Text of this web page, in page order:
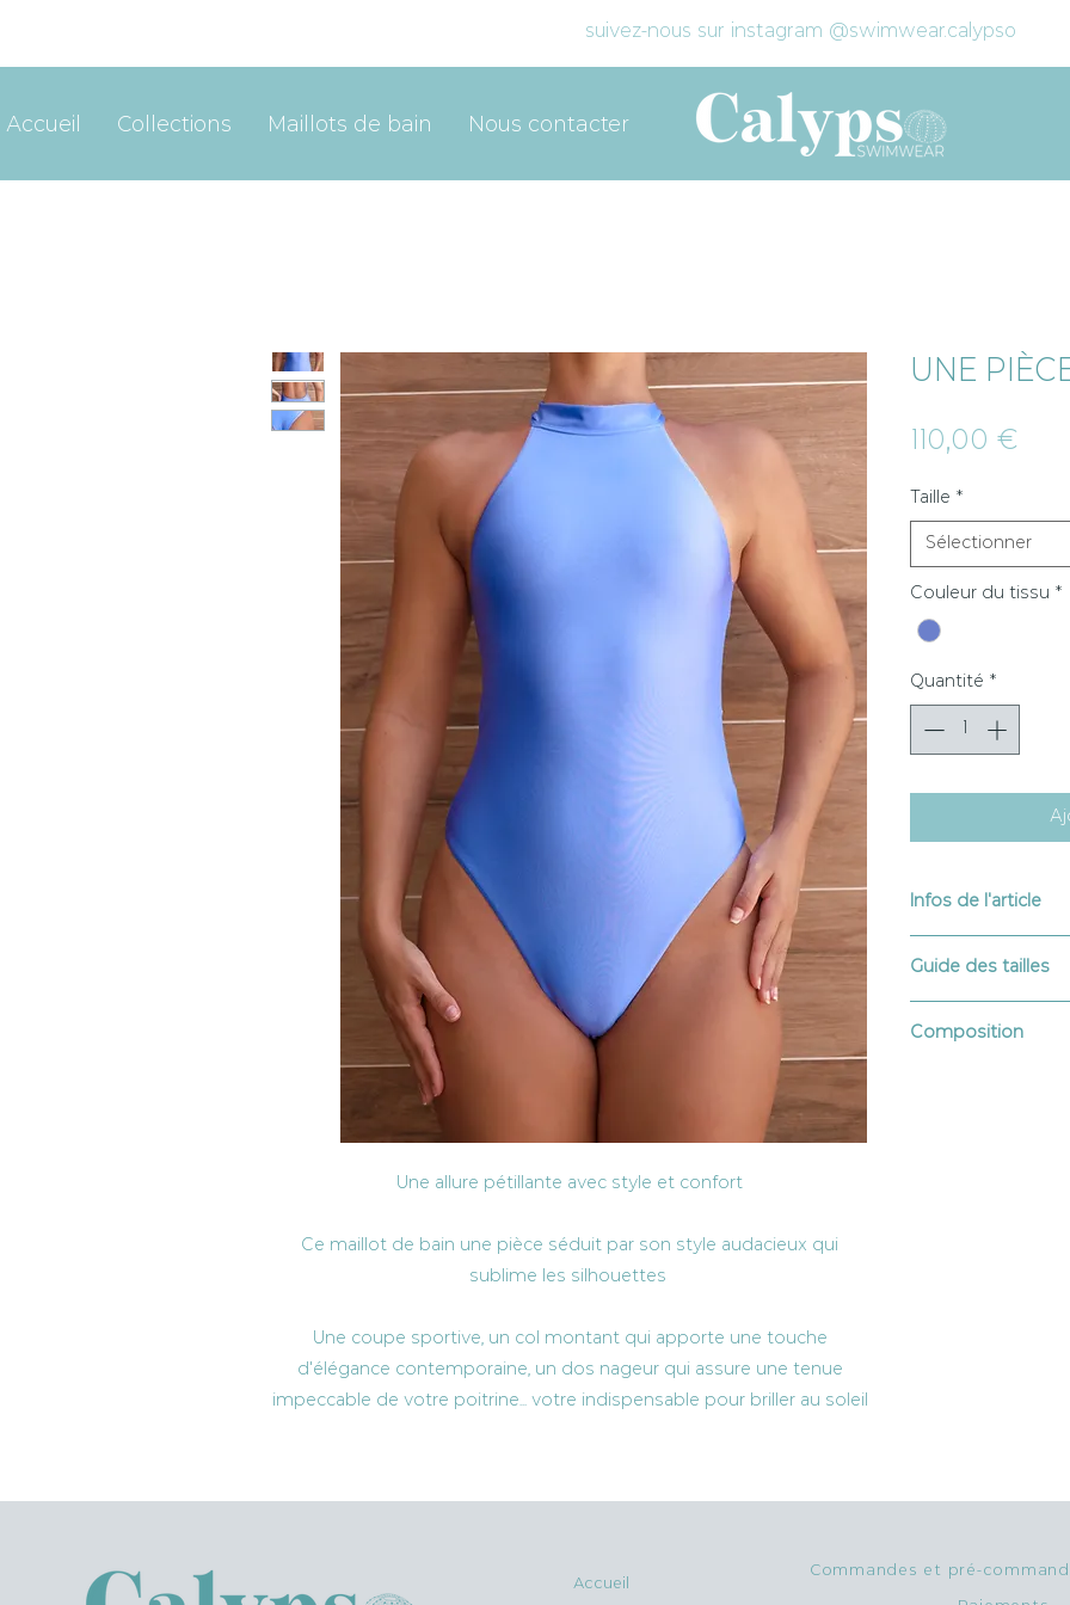
suivez-nous sur instagram @swimwear.calypso
Une allure pétillante avec style et confort
Ce maillot de bain une pièce séduit par son style audacieux qui
sublime les silhouettes
Une coupe sportive, un col montant qui apporte une touche
d'élégance contemporaine, un dos nageur qui assure une tenue
impeccable de votre poitrine... votre indispensable pour briller au soleil
UNE
110,00 €
Taille *
Sélectionner
Couleur du tissu *
Quantité *
Infos de l'article
Lavage à la main, à
Séchage rapide et
blanchiment interdits
Guide des tailles
S : TP 86 - TT 66 - TB
Composition
Accueil Collections Maillots de bain Nous contacter
Accueil
Commandes et pré-